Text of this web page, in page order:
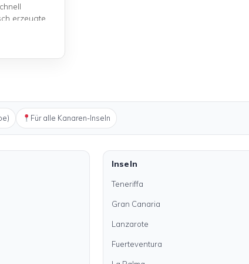
erzeugte
Für alle Kanaren-Inseln
Inseln
Teneriffa
Gran Canaria
Lanzarote
Fuerteventura